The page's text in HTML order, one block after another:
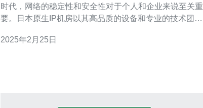
时代，网络的稳定性和安全性对于个人和企业来说至关重
要。日本原生IP机房以其高品质的设备和专业的技术团
机房的优势和服务，帮助您了解并选择适合您需求的机
2025年2月25日